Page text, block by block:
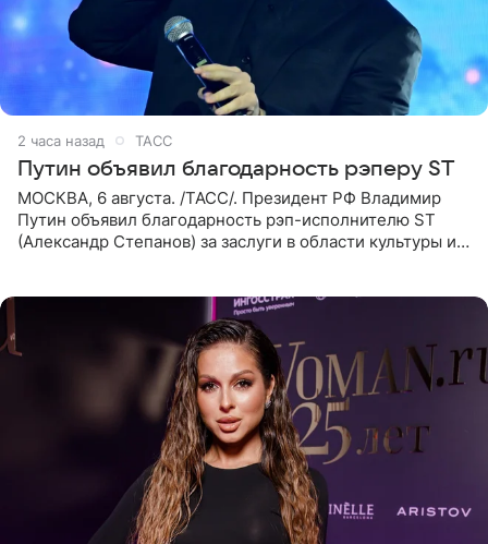
2 часа назад ТАСС
Путин объявил благодарность рэперу ST
МОСКВА, 6 августа. /ТАСС/. Президент РФ Владимир
Путин объявил благодарность рэп-исполнителю ST
(Александр Степанов) за заслуги в области культуры и